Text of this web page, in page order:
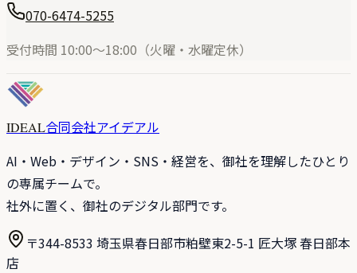
070-6474-5255
受付時間 10:00〜18:00（火曜・水曜定休）
IDEAL合同会社アイデアル
AI・Web・デザイン・SNS・経営を、御社を理解したひとり
の専属チームで。
社外に置く、御社のデジタル部門です。
〒344-8533 埼玉県春日部市粕壁東2-5-1 匠大塚 春日部本
店